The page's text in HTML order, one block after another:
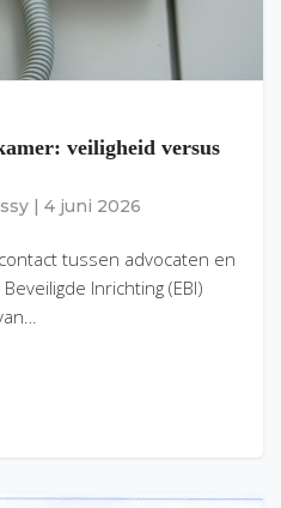
veiligheid versus
4 juni 2026
tussen advocaten en
Inrichting (EBI)